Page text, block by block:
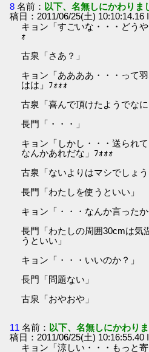
8 名前： 以下、名無しにかわりま
稿日：2011/06/25(土) 10:10:14.16
キョン「すごいな・・・どう
ｫ
古泉「さあ？」
キョン「ああああ・・・って
はは」ﾌｫｫｫ
古泉「喜んで頂けたようでなに
長門「・・・」
キョン「しかし・・・送られ
なんかあれだな」ﾌｫｫｫ
古泉「ないよりはマシでしょう
長門「わたしを使うといい」
キョン「・・・なんか言ったか
長門「わたしの周囲30cmは気
うといい」
キョン「・・・いいのか？」
長門「問題ない」
古泉「おやおや」
11 名前： 以下、名無しにかわり
稿日：2011/06/25(土) 10:16:55.40
キョン「涼しい・・・もっと